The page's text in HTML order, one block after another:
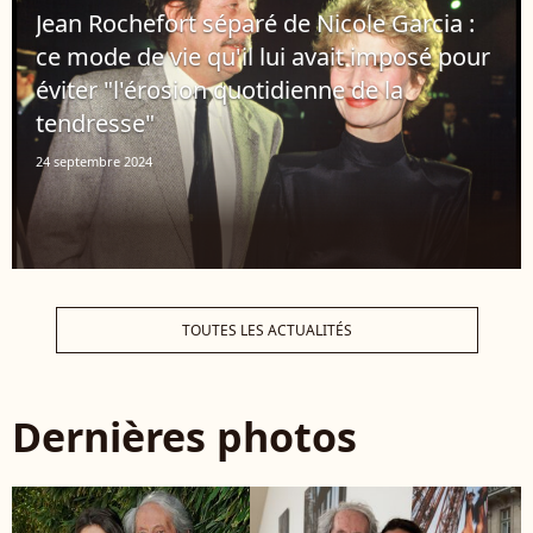
Jean Rochefort séparé de Nicole Garcia :
ce mode de vie qu'il lui avait imposé pour
éviter "l'érosion quotidienne de la
tendresse"
24 septembre 2024
TOUTES LES ACTUALITÉS
Dernières photos